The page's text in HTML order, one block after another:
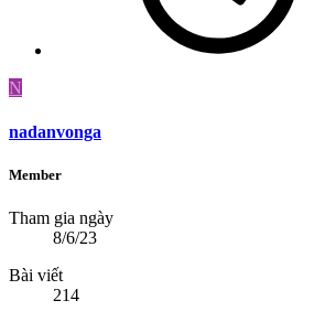
N
nadanvonga
Member
Tham gia ngày
8/6/23
Bài viết
214